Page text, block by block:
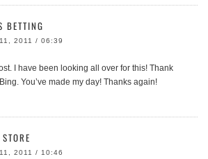
BETTING
2011 / 06:39
I have been looking all over for this! Thank
You’ve made my day! Thanks again!
2011 / 10:46